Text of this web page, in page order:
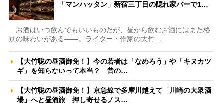
「マンハッタン」新宿三丁目の隠れ家バーで1…
お酒はいつ飲んでもいいものだが、昼から飲むお酒にはまた格
別の味わいがある――。ライター・作家の大竹…
【大竹聡の昼酒御免！】今の若者は「なめろう」や「キヌカツ
ギ」を知らないって本当？ 昔の…
【大竹聡の昼酒御免！】京急線で多摩川越えて「川崎の大衆酒
場」へと昼酒旅 押し寄せるノス…